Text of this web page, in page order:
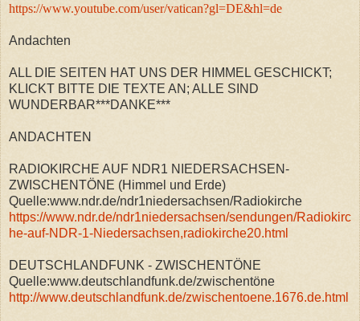
https://www.youtube.com/user/vatican?gl=DE&hl=de
Andachten
ALL DIE SEITEN HAT UNS DER HIMMEL GESCHICKT;
KLICKT BITTE DIE TEXTE AN; ALLE SIND
WUNDERBAR***DANKE***
ANDACHTEN
RADIOKIRCHE AUF NDR1 NIEDERSACHSEN-
ZWISCHENTÖNE (Himmel und Erde)
Quelle:www.ndr.de/ndr1niedersachsen/Radiokirche
https://www.ndr.de/ndr1niedersachsen/sendungen/Radiokirc
he-auf-NDR-1-Niedersachsen,radiokirche20.html
DEUTSCHLANDFUNK - ZWISCHENTÖNE
Quelle:www.deutschlandfunk.de/zwischentöne
http://www.deutschlandfunk.de/zwischentoene.1676.de.html